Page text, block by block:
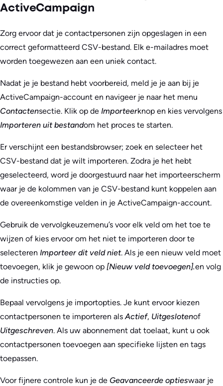
ActiveCampaign
Zorg ervoor dat je contactpersonen zijn opgeslagen in een
correct geformatteerd CSV-bestand. Elk e-mailadres moet
worden toegewezen aan een uniek contact.
Nadat je je bestand hebt voorbereid, meld je je aan bij je
ActiveCampaign-account en navigeer je naar het menu
Contactensectie. Klik op de Importeerknop en kies vervolgens
Importeren uit bestandom het proces te starten.
Er verschijnt een bestandsbrowser; zoek en selecteer het
CSV-bestand dat je wilt importeren. Zodra je het hebt
geselecteerd, word je doorgestuurd naar het importeerscherm
waar je de kolommen van je CSV-bestand kunt koppelen aan
de overeenkomstige velden in je ActiveCampaign-account.
Gebruik de vervolgkeuzemenu’s voor elk veld om het toe te
wijzen of kies ervoor om het niet te importeren door te
selecteren Importeer dit veld niet. Als je een nieuw veld moet
toevoegen, klik je gewoon op [Nieuw veld toevoegen].en volg
de instructies op.
Bepaal vervolgens je importopties. Je kunt ervoor kiezen
contactpersonen te importeren alsActief, Uitgeslotenof
Uitgeschreven. Als uw abonnement dat toelaat, kunt u ook
contactpersonen toevoegen aan specifieke lijsten en tags
toepassen.
Voor fijnere controle kun je de Geavanceerde optieswaar je